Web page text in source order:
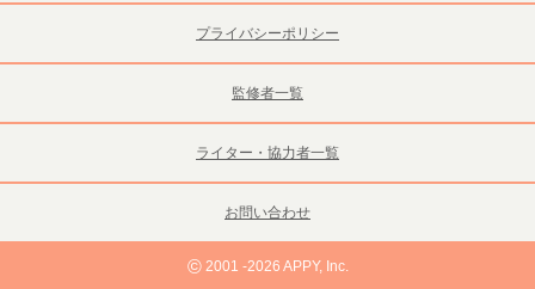
プライバシーポリシー
監修者一覧
ライター・協力者一覧
お問い合わせ
©2001 -2026 APPY, Inc.